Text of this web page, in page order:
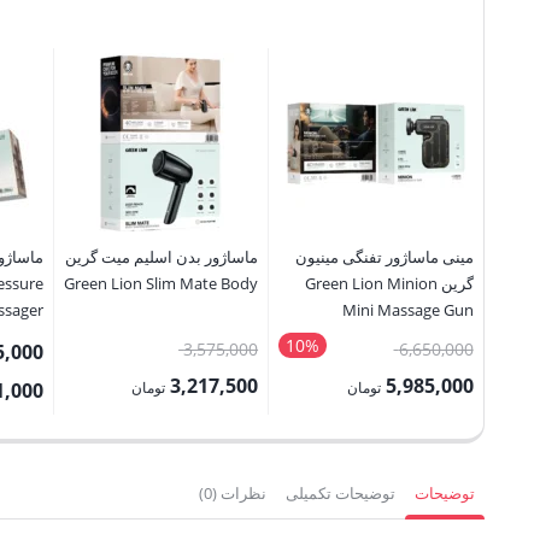
مینی ماساژور تفنگی مینیون
گرین Green Lion Minion
Mini Massage Gun
10% 6,650,000قیمت
اصلی:
بود.
5,985,000 تومان
5,985,000 تومان.
ماساژور بدن اسلیم میت گرین
Green Lion Slim Mate Body
3,575,000قیمت
اصلی:
بود.
3,217,500 تومان
3,217,500 تومان.
توضیحات توضیحات تکمیلی نظرات (0)